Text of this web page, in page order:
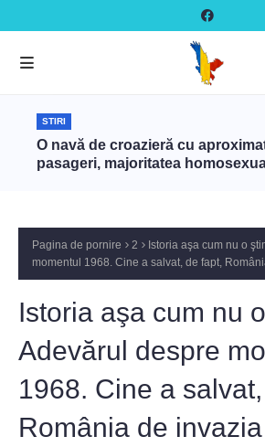
STIRI
O navă de croazieră cu
pasageri, majoritatea
Pagina de pornire 2
Istoria aşa cum nu o
momentul 1968. Cine a salvat, de fapt,
Istoria aşa cum nu
Adevărul despre
1968. Cine a
România de